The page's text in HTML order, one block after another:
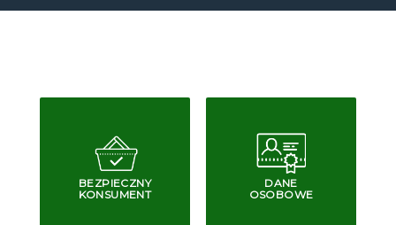
BEZPIECZNY
KONSUMENT
DANE
OSOBOWE